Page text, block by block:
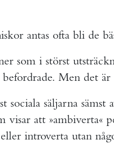
antas ofta bli de
som i störst
Men det är
sociala säljarna
att »ambiverta«
introverta utan